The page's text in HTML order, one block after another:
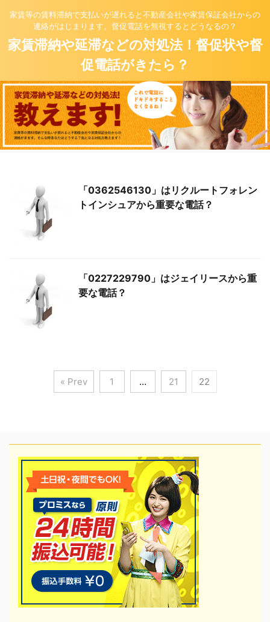
家賃等の賃料滞納で支払いが遅れると不動産会社や家賃保証会社からの
連絡がはじまります。督促電話を無視するとどうなるの？
家賃滞納や延滞などの対処法！督促状や督
促電話がきたら？
「0362546130」はリクルートフォレン
トインシュアから重要な電話？
「0227229790」はジェイリースから重
要な電話？
« Prev 1 … 21 22